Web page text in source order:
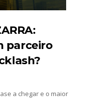
2026 -
parceiro
a chegar e o maior